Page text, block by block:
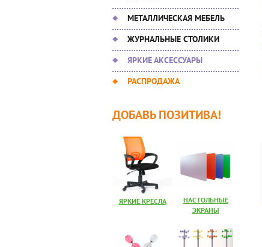
МЕТАЛЛИЧЕСКАЯ МЕБЕЛЬ
ЖУРНАЛЬНЫЕ СТОЛИКИ
ЯРКИЕ АКСЕССУАРЫ
РАСПРОДАЖА
ДОБАВЬ ПОЗИТИВА!
ЯРКИЕ КРЕСЛА
НАСТОЛЬНЫЕ
ЭКРАНЫ